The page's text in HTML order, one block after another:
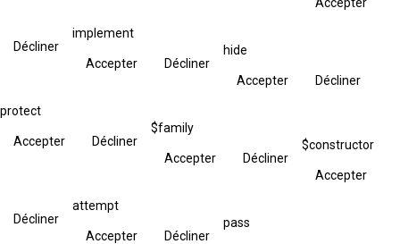
Décliner
implement
Accepter Décliner
hide
Accepter Décliner
protect
Accepter Décliner
$family
Accepter Décliner
$constructor
Accepter
Décliner
attempt
Accepter Décliner
pass